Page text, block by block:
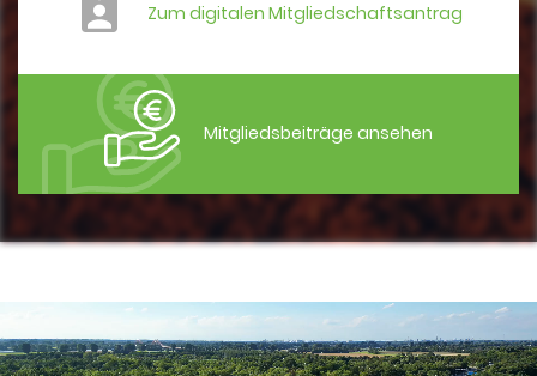
Zum digitalen Mitgliedschaftsantrag
Mitgliedsbeiträge ansehen